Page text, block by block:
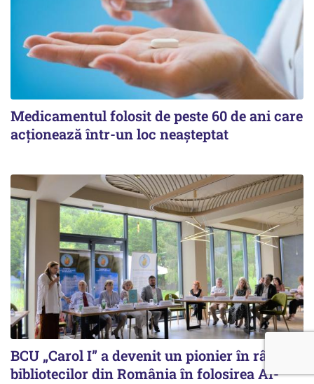
Medicamentul folosit de peste 60 de ani care
acționează într-un loc neașteptat
BCU „Carol I” a devenit un pionier în rândul
bibliotecilor din România în folosirea AI-